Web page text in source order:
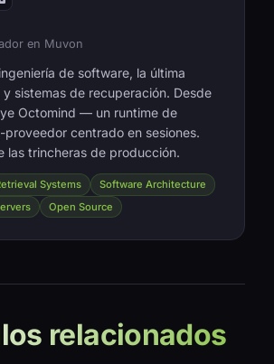
en Muvon
de software, la última
sistemas de recuperación. Desde
Octomind — un runtime de
proveedor centrado en sesiones.
las trincheras de producción.
Systems
Software Architecture
Open Source
relacionados